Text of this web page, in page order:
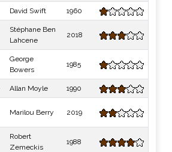
David Swift 1960
Stéphane Ben
Lahcene
2018
George
Bowers
1985
Allan Moyle 1990
Marilou Berry 2019
Robert
Zemeckis
1988